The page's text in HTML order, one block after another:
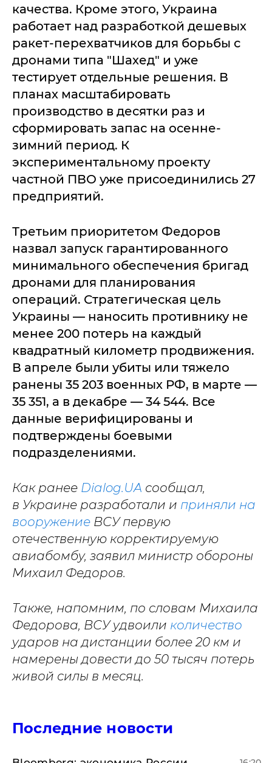
качества. Кроме этого, Украина
работает над разработкой дешевых
ракет-перехватчиков для борьбы с
дронами типа "Шахед" и уже
тестирует отдельные решения. В
планах масштабировать
производство в десятки раз и
сформировать запас на осенне-
зимний период. К
экспериментальному проекту
частной ПВО уже присоединились 27
предприятий.
Третьим приоритетом Федоров
назвал запуск гарантированного
минимального обеспечения бригад
дронами для планирования
операций. Стратегическая цель
Украины — наносить противнику не
менее 200 потерь на каждый
квадратный километр продвижения.
В апреле были убиты или тяжело
ранены 35 203 военных РФ, в марте —
35 351, а в декабре — 34 544. Все
данные верифицированы и
подтверждены боевыми
подразделениями.
Как ранее Dialog.UA сообщал,
в Украине разработали и приняли на
вооружение ВСУ первую
отечественную корректируемую
авиабомбу, заявил министр обороны
Михаил Федоров.
Также, напомним, по словам Михаила
Федорова, ВСУ удвоили количество
ударов на дистанции более 20 км и
намерены довести до 50 тысяч потерь
живой силы в месяц.
Последние новости